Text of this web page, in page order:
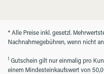
* Alle Preise inkl. gesetzl.
Nachnahmegebühren, wenn nicht
1 Gutschein gilt nur einmalig pro
einem Mindesteinkaufswert von